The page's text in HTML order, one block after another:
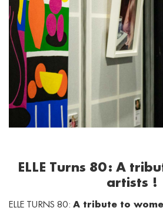
ELLE Turns 80: A
artists !
ELLE TURNS 80: A tribute to